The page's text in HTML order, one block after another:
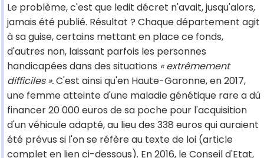
Le problème, c'est que ledit décret n'avait, jusqu'alors,
jamais été publié. Résultat ? Chaque département agit
à sa guise, certains mettant en place ce fonds,
d'autres non, laissant parfois les personnes
handicapées dans des situations « extrêmement
difficiles ».C'est ainsi qu'en Haute-Garonne, en 2017,
une femme atteinte d'une maladie génétique rare a dû
financer 20 000 euros de sa poche pour l'acquisition
d'un véhicule adapté, au lieu des 338 euros qui auraient
été prévus si l'on se réfère au texte de loi (article
complet en lien ci-dessous). En 2016, le Conseil d'Etat,